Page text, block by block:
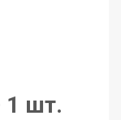
1 шт.